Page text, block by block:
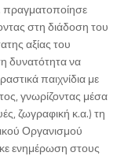
πραγματοποίησε
στη διάδοση του
αξίας του
δυνατότητα να
παιχνίδια με
γνωρίζοντας μέσα
ζωγραφική κ.α.) τη
Οργανισμού
ενημέρωση στους